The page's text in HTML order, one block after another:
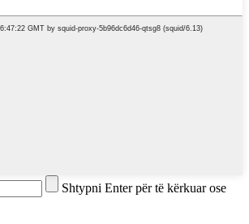
Shtypni Enter për të kërkuar ose